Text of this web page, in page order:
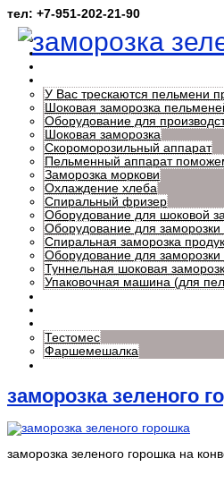
тел: +7-951-202-21-90
Главная
Главная
У Вас трескаются пельмени
Шоковая заморозка
Оборудование для
Шоковая заморозка
Скороморозильный аппарат
Пельменный аппарат
Заморозка моркови
Охлаждение хлеба
Спиральный фризер
Оборудование для шоковой
Оборудование для заморозки
Спиральная заморозка
Оборудование для
Туннельная шоковая
Упаковочная машина (для
Тестомес
Фаршемешалка
заморозка зеленого
заморозка зеленого горошка на